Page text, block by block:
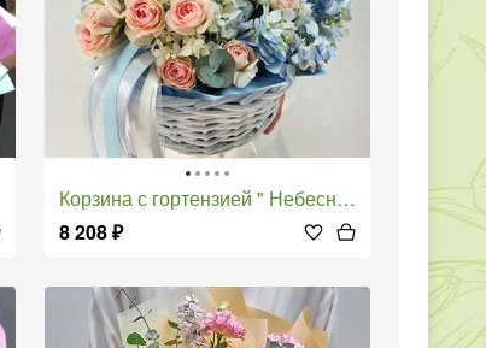
Корзина с гортензией " Небесный взор"
8 208₽